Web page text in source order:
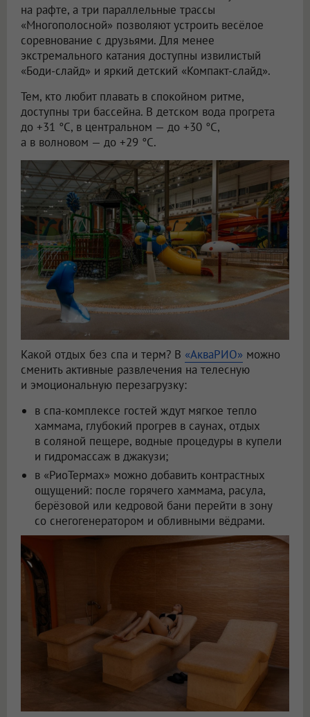
на рафте, а три параллельные трассы
«Многополосной» позволяют устроить весёлое
соревнование с друзьями. Для менее
экстремального катания доступны извилистый
«Боди-слайд» и яркий детский «Компакт-слайд».
Тем, кто любит плавать в спокойном ритме,
доступны три бассейна. В детском вода прогрета
до +31 °C, в центральном — до +30 °C,
а в волновом — до +29 °C.
Какой отдых без спа и терм? В «АкваРИО» можно
сменить активные развлечения на телесную
и эмоциональную перезагрузку:
в спа-комплексе гостей ждут мягкое тепло
хаммама, глубокий прогрев в саунах, отдых
в соляной пещере, водные процедуры в купели
и гидромассаж в джакузи;
в «РиоТермах» можно добавить контрастных
ощущений: после горячего хаммама, расула,
берёзовой или кедровой бани перейти в зону
со снегогенератором и обливными вёдрами.